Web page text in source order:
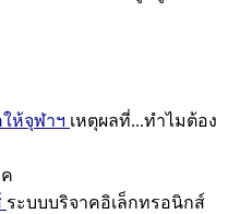
ห้จุฬาฯ เหตุผลที่...ทำไมต้อง
ระบบบริจาคอิเล็กทรอนิกส์